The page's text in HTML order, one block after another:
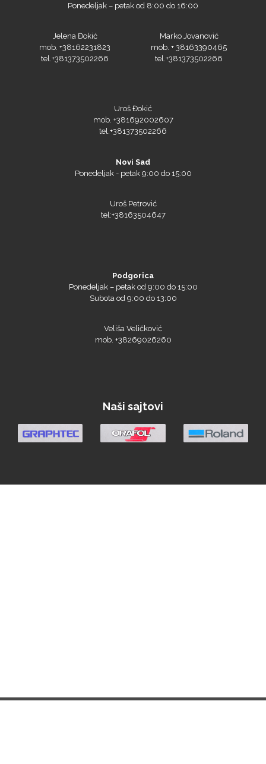
Ponedeljak – petak od 8:00 do 16:00
Jelena Đokić
mob. +38162231823
tel.+381373502266
Marko Jovanović
mob. + 38163390465
tel.+381373502266
Uroš Đokić
mob. +381692002607
tel.+381373502266
Novi Sad
Ponedeljak - petak 9:00 do 15:00
Uroš Petrović
tel:+38163504647
Podgorica
Ponedeljak – petak od 9:00 do 15:00
Subota od 9:00 do 13:00
Veliša Veličković
mob. +38269026260
Naši sajtovi